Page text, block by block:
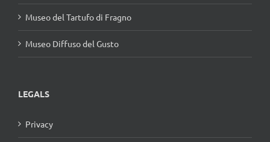
Museo del Tartufo di Fragno
Museo Diffuso del Gusto
LEGALS
Privacy